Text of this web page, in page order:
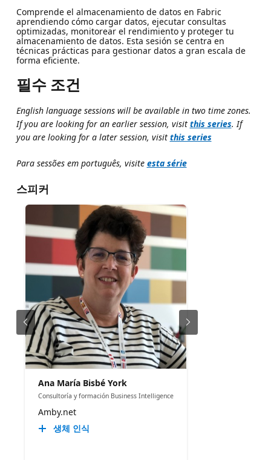
Comprende el almacenamiento de datos en Fabric
aprendiendo cómo cargar datos, ejecutar consultas
optimizadas, monitorear el rendimiento y proteger tu
almacenamiento de datos. Esta sesión se centra en
técnicas prácticas para gestionar datos a gran escala de
forma eficiente.
필수 조건
English language sessions will be available in two time zones.
If you are looking for an earlier session, visit this series. If
you are looking for a later session, visit this series
Para sessões em português, visite esta série
스피커
Ana María Bisbé York
Consultoría y formación Business Intelligence
Amby.net
생체 인식